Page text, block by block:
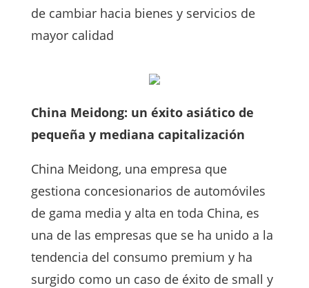
de cambiar hacia bienes y servicios de
mayor calidad
China Meidong: un éxito asiático de
pequeña y mediana capitalización
China Meidong, una empresa que
gestiona concesionarios de automóviles
de gama media y alta en toda China, es
una de las empresas que se ha unido a la
tendencia del consumo premium y ha
surgido como un caso de éxito de small y